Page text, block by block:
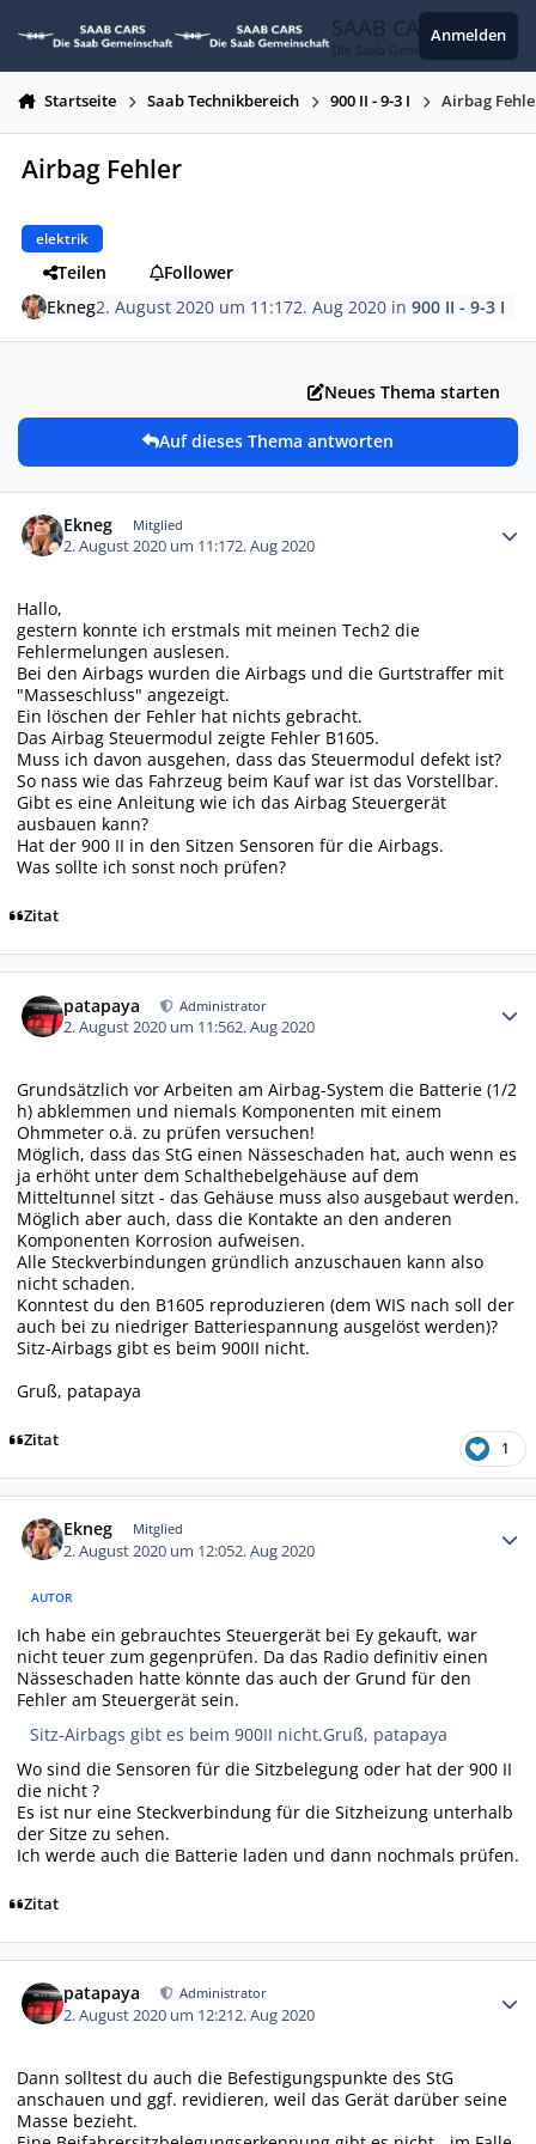
SAAB CARS
Die Saab Gemeinschaft
Anmelden
Startseite Saab Technikbereich 900 II - 9-3 I Airbag
Airbag Fehler
elektrik
Teilen
Follower
Ekneg2. August 2020 um 11:172. Aug 2020 in900 II - 9-3 I
Neues Thema starten
Auf dieses Thema antworten
Ekneg Mitglied
2. August 2020 um 11:172. Aug 2020
Hallo,
gestern konnte ich erstmals mit meinen Tech2 die
Fehlermelungen auslesen.
Bei den Airbags wurden die Airbags und die Gurtstraffer mit
"Masseschluss" angezeigt.
Ein löschen der Fehler hat nichts gebracht.
Das Airbag Steuermodul zeigte Fehler B1605.
Muss ich davon ausgehen, dass das Steuermodul defekt ist?
So nass wie das Fahrzeug beim Kauf war ist das Vorstellbar.
Gibt es eine Anleitung wie ich das Airbag Steuergerät
ausbauen kann?
Hat der 900 II in den Sitzen Sensoren für die Airbags.
Was sollte ich sonst noch prüfen?
Zitat
patapaya Administrator
2. August 2020 um 11:562. Aug 2020
Grundsätzlich vor Arbeiten am Airbag-System die Batterie (1/2
h) abklemmen und niemals Komponenten mit einem
Ohmmeter o.ä. zu prüfen versuchen!
Möglich, dass das StG einen Nässeschaden hat, auch wenn es
ja erhöht unter dem Schalthebelgehäuse auf dem
Mitteltunnel sitzt - das Gehäuse muss also ausgebaut werden.
Möglich aber auch, dass die Kontakte an den anderen
Komponenten Korrosion aufweisen.
Alle Steckverbindungen gründlich anzuschauen kann also
nicht schaden.
Konntest du den B1605 reproduzieren (dem WIS nach soll der
auch bei zu niedriger Batteriespannung ausgelöst werden)?
Sitz-Airbags gibt es beim 900II nicht.
Gruß, patapaya
Zitat 1
Ekneg Mitglied
2. August 2020 um 12:052. Aug 2020
AUTOR
Ich habe ein gebrauchtes Steuergerät bei Ey gekauft, war
nicht teuer zum gegenprüfen. Da das Radio definitiv einen
Nässeschaden hatte könnte das auch der Grund für den
Fehler am Steuergerät sein.
Sitz-Airbags gibt es beim 900II nicht.Gruß, patapaya
Wo sind die Sensoren für die Sitzbelegung oder hat der 900 II
die nicht ?
Es ist nur eine Steckverbindung für die Sitzheizung unterhalb
der Sitze zu sehen.
Ich werde auch die Batterie laden und dann nochmals prüfen.
Zitat
patapaya Administrator
2. August 2020 um 12:212. Aug 2020
Dann solltest du auch die Befestigungspunkte des StG
anschauen und ggf. revidieren, weil das Gerät darüber seine
Masse bezieht.